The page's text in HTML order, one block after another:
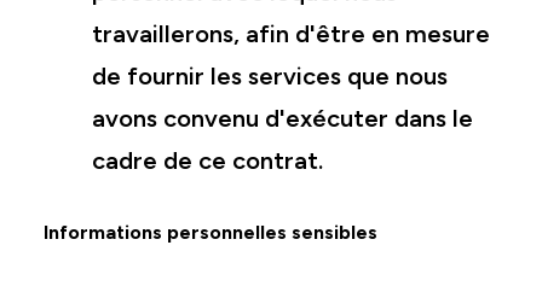
travaillerons, afin d'être en mesure
de fournir les services que nous
avons convenu d'exécuter dans le
cadre de ce contrat.
Informations personnelles sensibles